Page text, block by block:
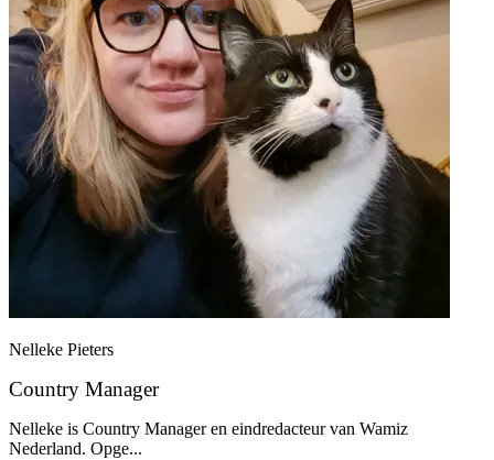
Nelleke Pieters
Country Manager
Nelleke is Country Manager en eindredacteur van Wamiz
Nederland. Opge...